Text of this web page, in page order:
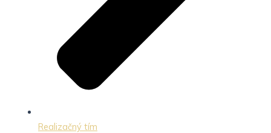
Realizačný tím